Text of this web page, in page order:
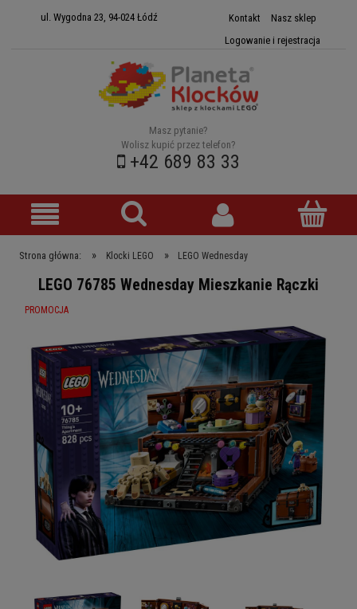
ul. Wygodna 23, 94-024 Łódź Kontakt
Nasz sklep
Logowanie i rejestracja
Masz pytanie?
Wolisz kupić przez telefon?
+42 689 83 33
Strona główna: » Klocki LEGO » LEGO Wednesday
LEGO 76785 Wednesday Mieszkanie Rączki
PROMOCJA